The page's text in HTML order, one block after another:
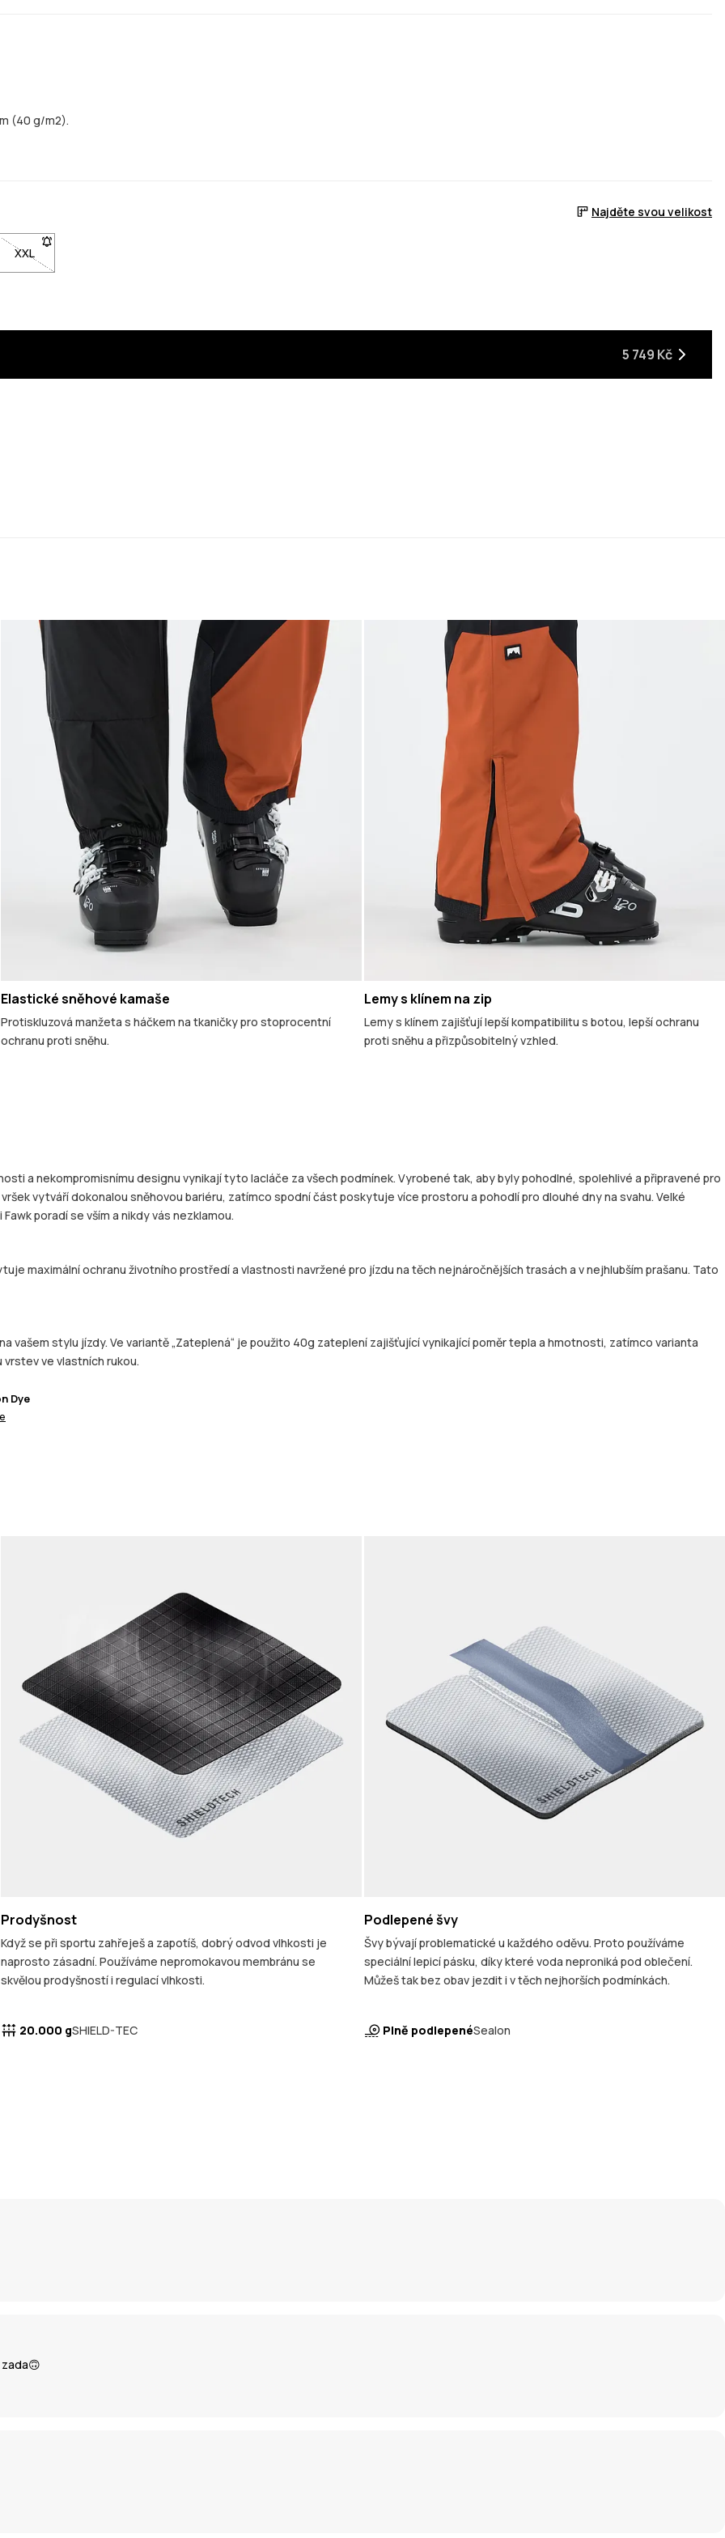
(40 g/m2).
Najděte svou velikost
upozornění, až bude skladem
Klikni pro upozornění, až bude skladem
XL není dostupná. Klikni pro upozornění, až bude skladem
XXL- Velikost XXL není dostupná. Klikni pro upozornění, až bude skladem
5 749 Kč
Elastické sněhové kamaše
Protiskluzová manžeta s háčkem na tkaničky pro stoprocentní
ochranu proti sněhu.
Lemy s klínem na zip
Lemy s klínem zajišťují lepší kompatibilitu s botou, lepší ochranu
proti sněhu a přizpůsobitelný vzhled.
a nekompromisnímu designu vynikají tyto lacláče za všech podmínek. Vyrobené tak, aby byly pohodlné, spolehlivé a připravené pro
vytváří dokonalou sněhovou bariéru, zatímco spodní část poskytuje více prostoru a pohodlí pro dlouhé dny na svahu. Velké
poradí se vším a nikdy vás nezklamou.
maximální ochranu životního prostředí a vlastnosti navržené pro jízdu na těch nejnáročnějších trasách a v nejhlubším prašanu. Tato
stylu jízdy. Ve variantě „Zateplená“ je použito 40g zateplení zajišťující vynikající poměr tepla a hmotnosti, zatímco varianta
vrstev ve vlastních rukou.
Dye
Prodyšnost
Když se při sportu zahřeješ a zapotíš, dobrý odvod vlhkosti je
naprosto zásadní. Používáme nepromokavou membránu se
skvělou prodyšností i regulací vlhkosti.
20.000 gSHIELD-TEC
Podlepené švy
Švy bývají problematické u každého oděvu. Proto používáme
speciální lepicí pásku, díky které voda neproniká pod oblečení.
Můžeš tak bez obav jezdit i v těch nejhorších podmínkách.
Plně podlepenéSealon